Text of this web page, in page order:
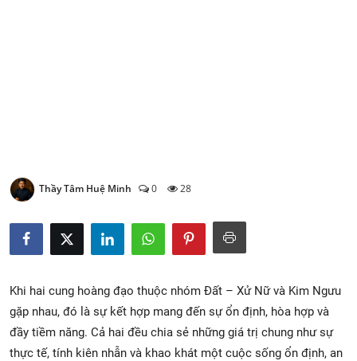
Thầy Tâm Huệ Minh 0 28
Khi hai cung hoàng đạo thuộc nhóm Đất – Xử Nữ và Kim Ngưu
gặp nhau, đó là sự kết hợp mang đến sự ổn định, hòa hợp và
đầy tiềm năng. Cả hai đều chia sẻ những giá trị chung như sự
thực tế, tính kiên nhẫn và khao khát một cuộc sống ổn định, an